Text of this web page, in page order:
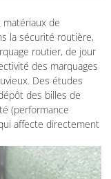
de
la sécurité routière,
routier, de jour
des marquages
Des études
des billes de
(performance
affecte directement